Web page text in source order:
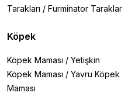
Tarakları / Furminator Taraklar
Köpek
Köpek Maması / Yetişkin
Köpek Maması / Yavru Köpek
Maması